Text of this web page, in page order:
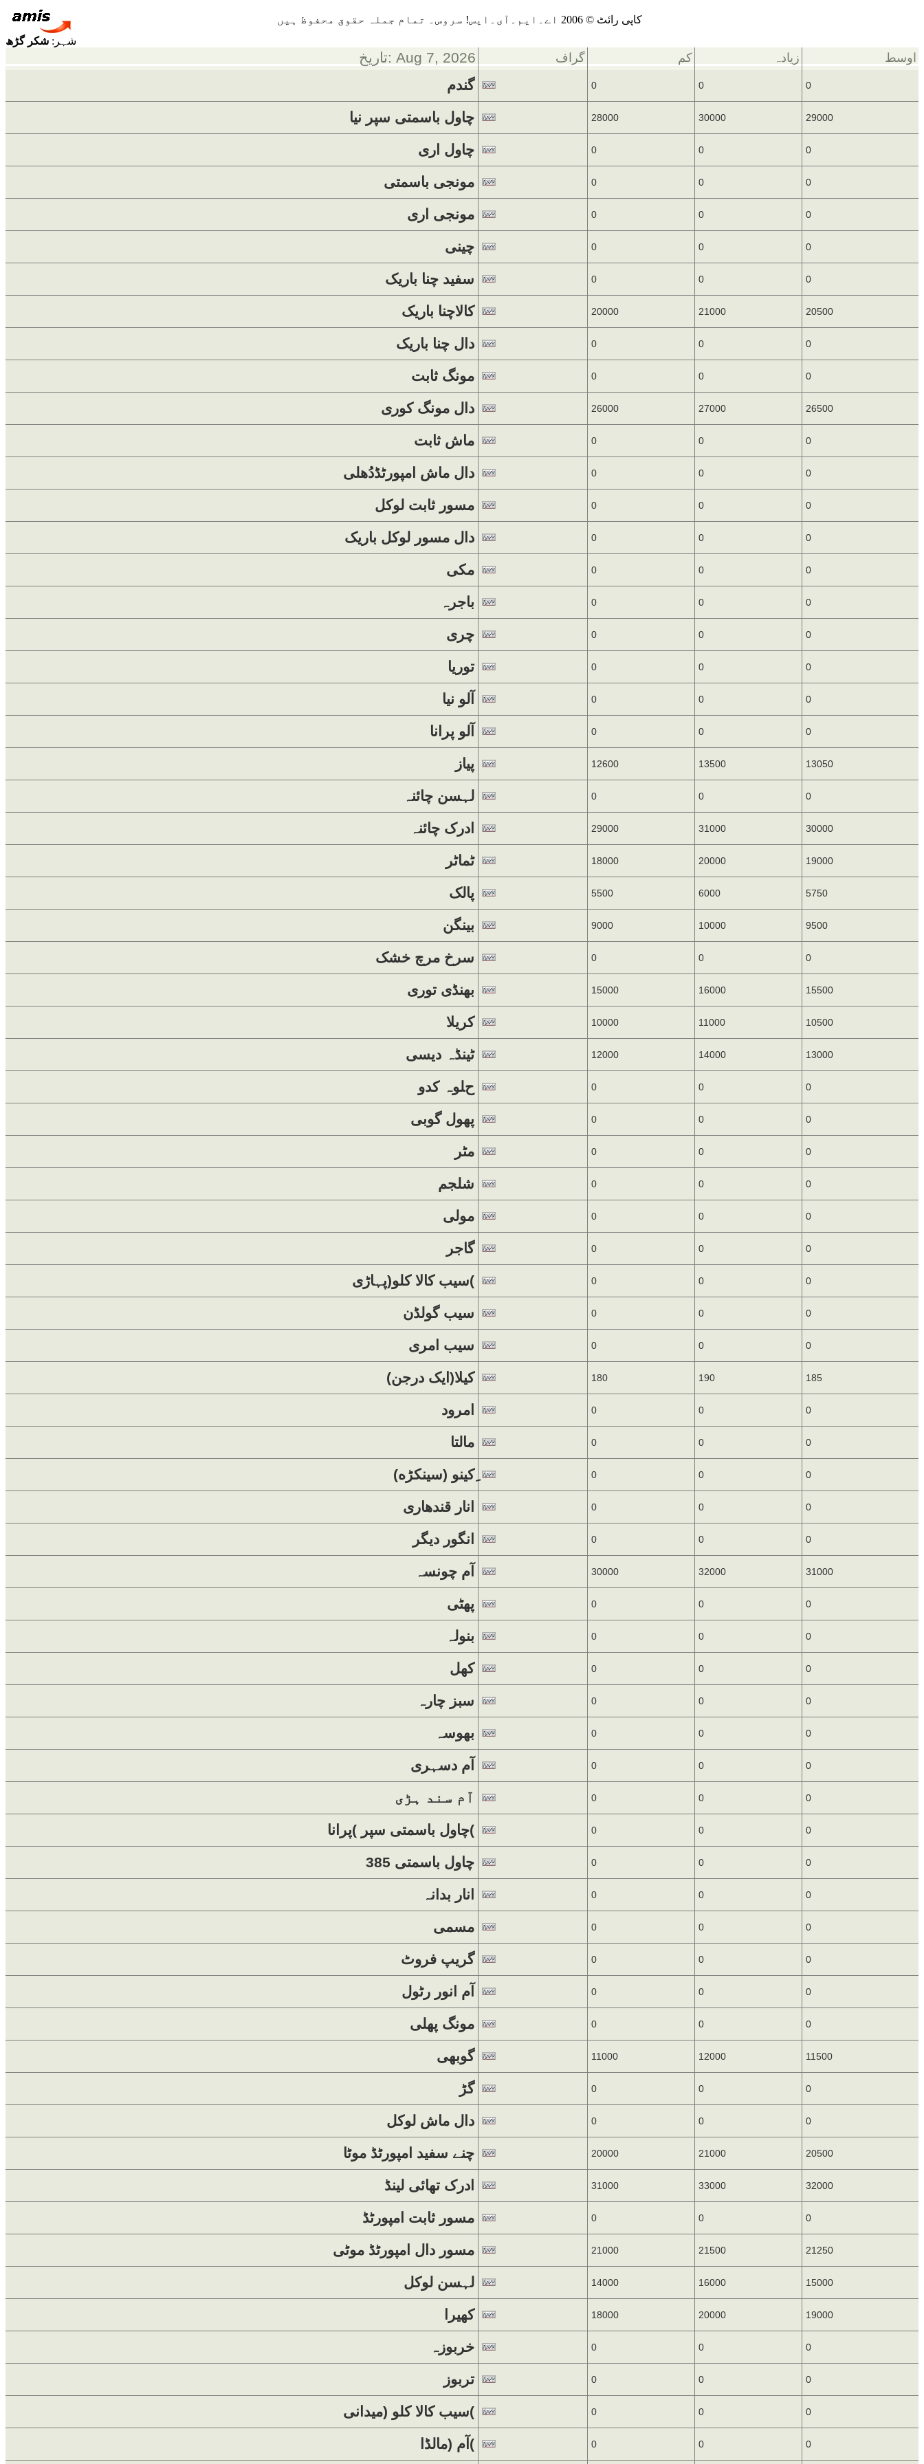
کاپی رائٹ © 2006 اے۔ايم۔آی۔ايس! سروس۔ تمام جملہ حقوق محفوظ ہيں
شہر: شکر گڑھ
تاریخ: Aug 7, 2026 گراف کم زیادہ اوسط
گندم 0 0 0
چاول باسمتی سپر نیا 28000 30000 29000
چاول اری 0 0 0
مونجی باسمتی 0 0 0
مونجی اری 0 0 0
چینی 0 0 0
سفید چنا باریک 0 0 0
کالاچنا باریک 20000 21000 20500
دال چنا باریک 0 0 0
مونگ ثابت 0 0 0
دال مونگ کوری 26000 27000 26500
ماش ثابت 0 0 0
دال ماش امپورٹڈدُھلی 0 0 0
مسور ثابت لوکل 0 0 0
دال مسور لوکل باریک 0 0 0
مکی 0 0 0
باجرہ 0 0 0
چری 0 0 0
توریا 0 0 0
آلو نیا 0 0 0
آلو پرانا 0 0 0
پیاز 12600 13500 13050
لہسن چائنہ 0 0 0
ادرک چائنہ 29000 31000 30000
ٹماٹر 18000 20000 19000
پالک 5500 6000 5750
بینگن 9000 10000 9500
سرخ مرچ خشک 0 0 0
بھنڈی توری 15000 16000 15500
کریلا 10000 11000 10500
ٹینڈہ دیسی 12000 14000 13000
حلوہ کدو 0 0 0
پھول گوبی 0 0 0
مٹر 0 0 0
شلجم 0 0 0
مولی 0 0 0
گاجر 0 0 0
سیب کالا کلو(پہاڑی( 0 0 0
سیب گولڈن 0 0 0
سیب امری 0 0 0
(کیلا(ایک درجن 180 190 185
امرود 0 0 0
مالتا 0 0 0
0 0 0
انار قندھاری 0 0 0
انگور دیگر 0 0 0
آم چونسہ 30000 32000 31000
پھٹی 0 0 0
بنولہ 0 0 0
کھل 0 0 0
سبز چارہ 0 0 0
بھوسہ 0 0 0
آم دسہری 0 0 0
آم سند ہڑی 0 0 0
چاول باسمتی سپر )پرانا( 0 0 0
چاول باسمتی 385 0 0 0
انار بدانہ 0 0 0
مسمی 0 0 0
گریپ فروٹ 0 0 0
آم انور رٹول 0 0 0
مونگ پھلی 0 0 0
گوبھی 11000 12000 11500
گڑ 0 0 0
دال ماش لوکل 0 0 0
چنے سفید امپورٹڈ موٹا 20000 21000 20500
ادرک تھائی لینڈ 31000 33000 32000
مسور ثابت امپورٹڈ 0 0 0
مسور دال امپورٹڈ موٹی 21000 21500 21250
لہسن لوکل 14000 16000 15000
کھیرا 18000 20000 19000
خربوزہ 0 0 0
تربوز 0 0 0
سیب کالا کلو (میدانی( 0 0 0
آم (مالڈا( 0 0 0